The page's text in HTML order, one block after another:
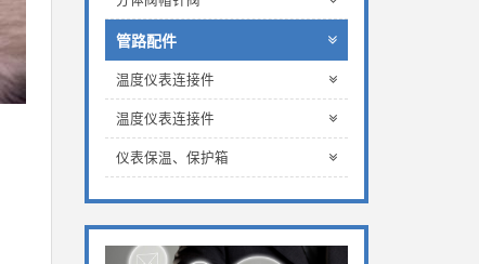
管路配件
温度仪表连接件
温度仪表连接件
仪表保温、保护箱